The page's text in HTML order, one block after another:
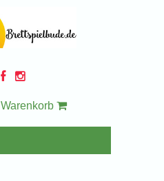
Warenkorb